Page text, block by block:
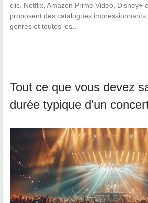
clic. Netflix, Amazon Prime Video, Disney+
proposent des catalogues
genres et toutes les…
Tout ce que vous devez
durée typique d’un